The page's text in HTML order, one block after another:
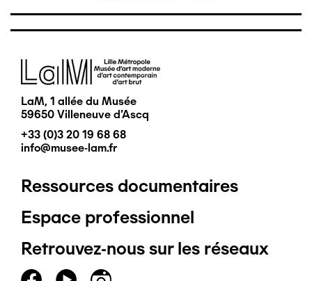
Image
LaM, 1 allée du Musée
59650 Villeneuve d'Ascq
+33 (0)3 20 19 68 68
info@musee-lam.fr
Pied
de
page
Ressources documentaires
Espace professionnel
Retrouvez-nous sur les réseaux